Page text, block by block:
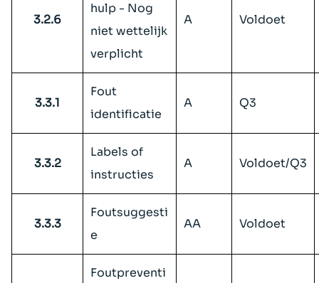
3.2.6
hulp - Nog
niet wettelijk
verplicht
A Voldoet
3.3.1
Fout
identificatie
A Q3
3.3.2
Labels of
instructies
A Voldoet/Q3
3.3.3
Foutsuggesti
e
AA Voldoet
Foutpreventi